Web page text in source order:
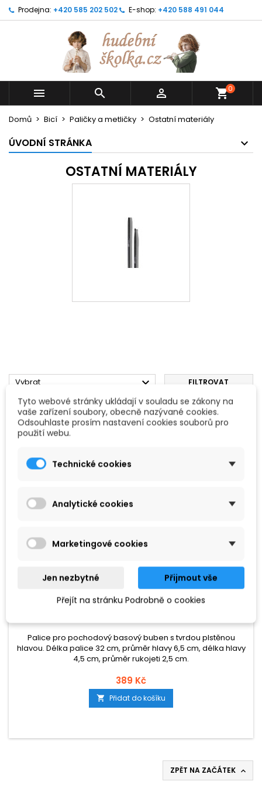
Prodejna: +420 585 202 502 E-shop: +420 588 491 044
   shopping_cart0
Domů Bicí Paličky a metličky Ostatní materiály
ÚVODNÍ STRÁNKA
OSTATNÍ MATERIÁLY
Vybrat  FILTROVAT
Zobrazení 1-1 z 1 položek
PROLINE
PROLINE PALICE PRO POCHODOVÝ BUBEN
Palice pro pochodový basový buben s tvrdou plstěnou
hlavou. Délka palice 32 cm, průměr hlavy 6,5 cm, délka hlavy
4,5 cm, průměr rukojeti 2,5 cm.
389 Kč
 Přidat do košíku
ZPĚT NA ZAČÁTEK 
Tyto webové stránky ukládají v souladu se zákony na
vaše zařízení soubory, obecně nazývané cookies.
Odsouhlaste prosím nastavení cookies souborů pro
použití webu.
Technické cookies
Analytické cookies
Marketingové cookies
Jen nezbytné
Přijmout vše
Přejít na stránku Podrobně o cookies